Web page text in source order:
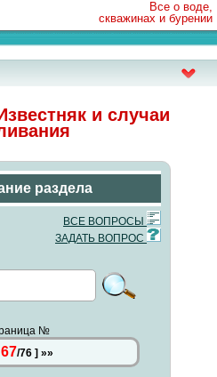
Все о воде,
скважинах и бурении
и случаи
раздела
ВСЕ ВОПРОСЫ
ЗАДАТЬ ВОПРОС
№
67/76] »»